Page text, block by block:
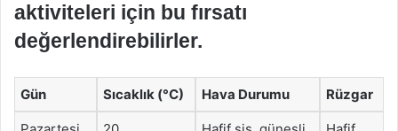
aktiviteleri için bu fırsatı
değerlendirebilirler.
Gün Sıcaklık (°C) Hava Durumu Rüzgar